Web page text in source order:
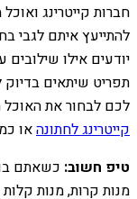
חברות קייטרינג
להתייעץ איתם לגבי
יודעים אילו שילובים
תפריט שיתאים בדיוק
לכם לבחור את
קייטרינג לחתונהאו
טיפ חשוב: כשאתם
מנות קרות, מנות